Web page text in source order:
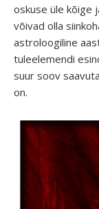
oskuse üle kõige
võivad olla
astroloogiline
tuleelemendi
suur soov
on.